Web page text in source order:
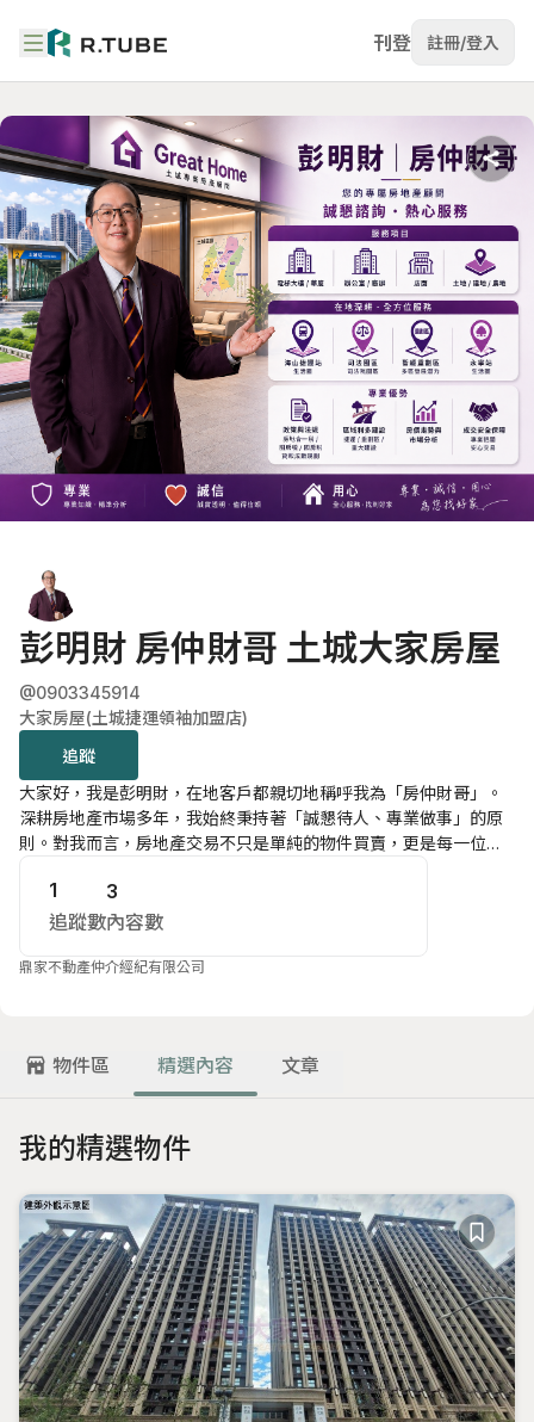
刊登 註冊/登入
彭明財 房仲財哥 土城大家房屋
@0903345914
大家房屋(土城捷運領袖加盟店)
追蹤
大家好，我是彭明財，在地客戶都親切地稱呼我為「房仲財哥」。
深耕房地產市場多年，我始終秉持著「誠懇待人、專業做事」的原
則。對我而言，房地產交易不只是單純的物件買賣，更是每一位客
訊，轉化為您聽得懂、用得上的決策建議。
我的專業優勢：
策，我能為您提供精準的財務試算與避險建議，確保您的資產配置
城的利多建設。
3. 全方位物件媒合：無論是溫馨的電梯大樓/華廈、具備商業潛力的
專業是我的底氣，熱心是我的本性。如果您正在找尋土城的家，或
是需要土地法規的諮詢，歡迎隨時聯絡財哥。
1
追蹤數
3
內容數
鼎家不動產仲介經紀有限公司
物件區 精選內容 文章
我的精選物件